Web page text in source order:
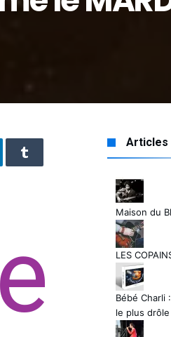
Articles
Maison du
LES
Bébé Charli
le plus